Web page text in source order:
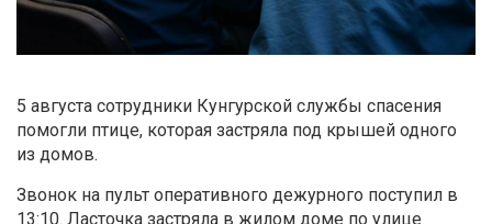
5 августа сотрудники Кунгурской службы спасения
помогли птице, которая застряла под крышей одного
из домов.
Звонок на пульт оперативного дежурного поступил в
13:10. Ласточка застряла в жилом доме по улице